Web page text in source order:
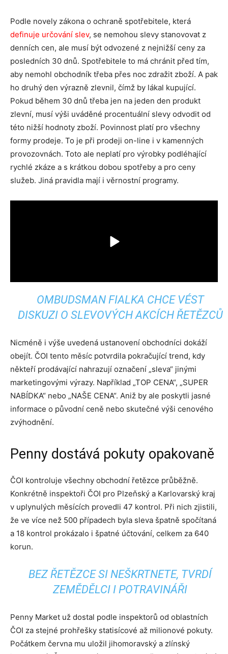
Podle novely zákona o ochraně spotřebitele, která
definuje určování slev, se nemohou slevy stanovovat z
denních cen, ale musí být odvozené z nejnižší ceny za
posledních 30 dnů. Spotřebitele to má chránit před tím,
aby nemohl obchodník třeba přes noc zdražit zboží. A pak
ho druhý den výrazně zlevnil, čímž by lákal kupující.
Pokud během 30 dnů třeba jen na jeden den produkt
zlevní, musí výši uváděné procentuální slevy odvodit od
této nižší hodnoty zboží. Povinnost platí pro všechny
formy prodeje. To je při prodeji on-line i v kamenných
provozovnách. Toto ale neplatí pro výrobky podléhající
rychlé zkáze a s krátkou dobou spotřeby a pro ceny
služeb. Jiná pravidla mají i věrnostní programy.
OMBUDSMAN FIALKA CHCE VÉST
DISKUZI O SLEVOVÝCH AKCÍCH ŘETĚZCŮ
Nicméně i výše uvedená ustanovení obchodníci dokáží
obejít. ČOI tento měsíc potvrdila pokračující trend, kdy
někteří prodávající nahrazují označení „sleva“ jinými
marketingovými výrazy. Například „TOP CENA“, „SUPER
NABÍDKA“ nebo „NAŠE CENA“. Aniž by ale poskytli jasné
informace o původní ceně nebo skutečné výši cenového
zvýhodnění.
Penny dostává pokuty opakovaně
ČOI kontroluje všechny obchodní řetězce průběžně.
Konkrétně inspektoři ČOI pro Plzeňský a Karlovarský kraj
v uplynulých měsících provedli 47 kontrol. Při nich zjistili,
že ve více než 500 případech byla sleva špatně spočítaná
a 18 kontrol prokázalo i špatné účtování, celkem za 640
korun.
BEZ ŘETĚZCE SI NEŠKRTNETE, TVRDÍ
ZEMĚDĚLCI I POTRAVINÁŘI
Penny Market už dostal podle inspektorů od oblastních
ČOI za stejné prohřešky statisícové až milionové pokuty.
Počátkem června mu uložil jihomoravský a zlínský